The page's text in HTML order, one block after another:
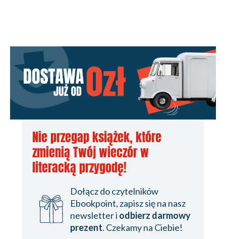
Nie przegap książek, które
zmienią Twój wieczór w
literacką przygodę!
Dołącz do czytelników
Ebookpoint, zapisz się na nasz
newsletter i odbierz darmowy
prezent. Czekamy na Ciebie!